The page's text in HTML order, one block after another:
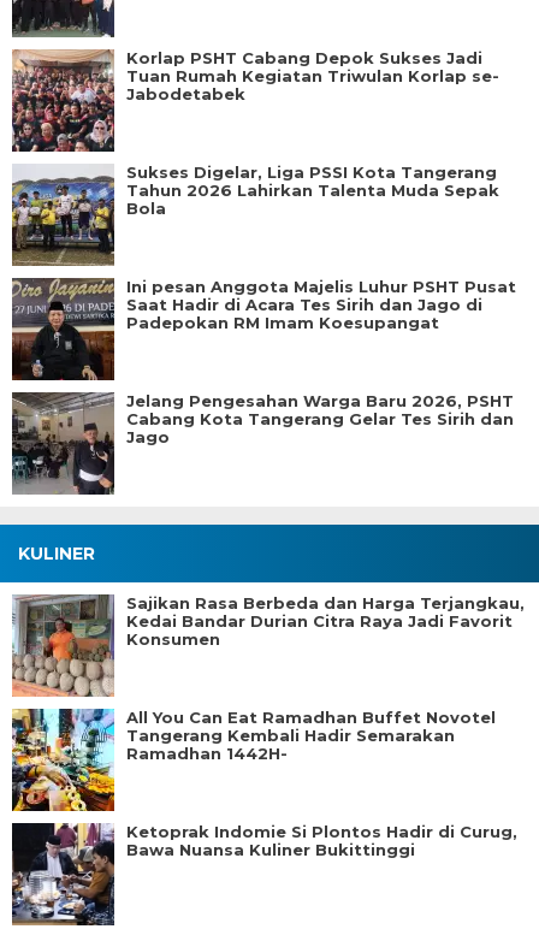
Korlap PSHT Cabang Depok Sukses Jadi
Tuan Rumah Kegiatan Triwulan Korlap se-
Jabodetabek
Sukses Digelar, Liga PSSI Kota Tangerang
Tahun 2026 Lahirkan Talenta Muda Sepak
Bola
Ini pesan Anggota Majelis Luhur PSHT Pusat
Saat Hadir di Acara Tes Sirih dan Jago di
Padepokan RM Imam Koesupangat
Jelang Pengesahan Warga Baru 2026, PSHT
Cabang Kota Tangerang Gelar Tes Sirih dan
Jago
KULINER
Sajikan Rasa Berbeda dan Harga Terjangkau,
Kedai Bandar Durian Citra Raya Jadi Favorit
Konsumen
All You Can Eat Ramadhan Buffet Novotel
Tangerang Kembali Hadir Semarakan
Ramadhan 1442H-
Ketoprak Indomie Si Plontos Hadir di Curug,
Bawa Nuansa Kuliner Bukittinggi